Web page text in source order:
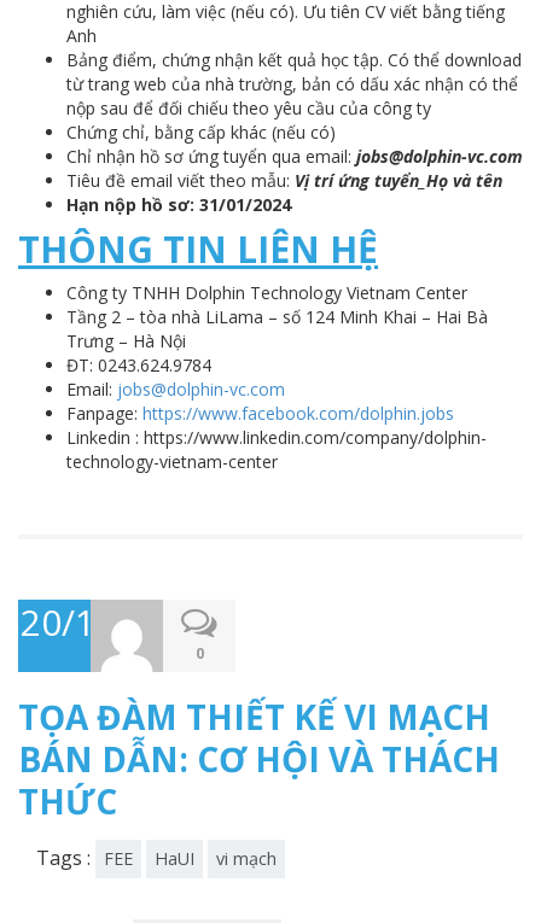
nghiên cứu, làm việc (nếu có). Ưu tiên CV viết bằng tiếng
Anh
Bảng điểm, chứng nhận kết quả học tập. Có thể download
từ trang web của nhà trường, bản có dấu xác nhận có thể
nộp sau để đối chiếu theo yêu cầu của công ty
Chứng chỉ, bằng cấp khác (nếu có)
Chỉ nhận hồ sơ ứng tuyển qua email: jobs@dolphin-vc.com
Tiêu đề email viết theo mẫu: Vị trí ứng tuyển_Họ và tên
Hạn nộp hồ sơ: 31/01/2024
THÔNG TIN LIÊN HỆ
Công ty TNHH Dolphin Technology Vietnam Center
Tầng 2 – tòa nhà LiLama – số 124 Minh Khai – Hai Bà
Trưng – Hà Nội
ĐT: 0243.624.9784
Email: jobs@dolphin-vc.com
Fanpage: https://www.facebook.com/dolphin.jobs
Linkedin : https://www.linkedin.com/company/dolphin-
technology-vietnam-center
20/12/2023
0
TỌA ĐÀM THIẾT KẾ VI MẠCH
BÁN DẪN: CƠ HỘI VÀ THÁCH
THỨC
Tags : FEE HaUI vi mạch